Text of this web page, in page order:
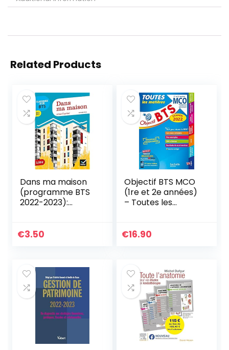
Related Products
Dans ma maison
(programme BTS
2022-2023):
culture générale
€3.50
Objectif BTS MCO
(1re et 2e années)
– Toutes les
€16.90